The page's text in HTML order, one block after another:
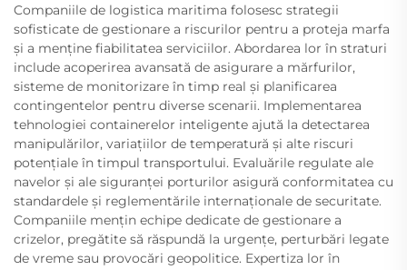
Companiile de logistica maritima folosesc strategii
sofisticate de gestionare a riscurilor pentru a proteja marfa
și a menține fiabilitatea serviciilor. Abordarea lor în straturi
include acoperirea avansată de asigurare a mărfurilor,
sisteme de monitorizare în timp real și planificarea
contingentelor pentru diverse scenarii. Implementarea
tehnologiei containerelor inteligente ajută la detectarea
manipulărilor, variațiilor de temperatură și alte riscuri
potențiale în timpul transportului. Evaluările regulate ale
navelor și ale siguranței porturilor asigură conformitatea cu
standardele și reglementările internaționale de securitate.
Companiile mențin echipe dedicate de gestionare a
crizelor, pregătite să răspundă la urgențe, perturbări legate
de vreme sau provocări geopolitice. Expertiza lor în